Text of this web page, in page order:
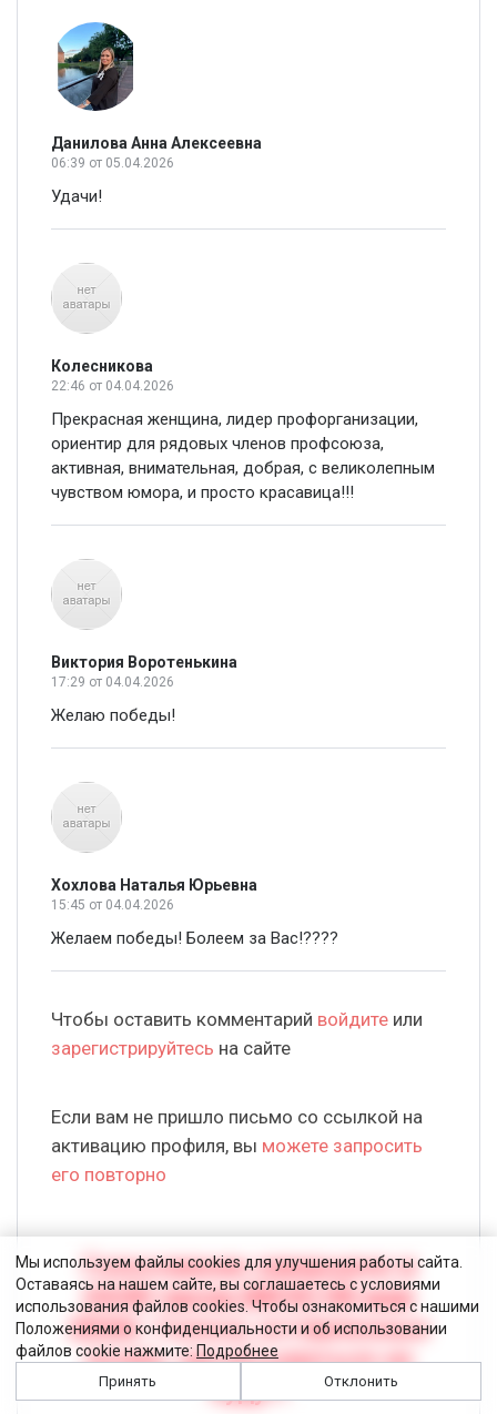
Данилова Анна Алексеевна
06:39 от 05.04.2026
Удачи!
Колесникова
22:46 от 04.04.2026
Прекрасная женщина, лидер профорганизации,
ориентир для рядовых членов профсоюза,
активная, внимательная, добрая, с великолепным
чувством юмора, и просто красавица!!!
Виктория Воротенькина
17:29 от 04.04.2026
Желаю победы!
Хохлова Наталья Юрьевна
15:45 от 04.04.2026
Желаем победы! Болеем за Вас!????
Чтобы оставить комментарий войдите или
зарегистрируйтесь на сайте
Если вам не пришло письмо со ссылкой на
активацию профиля, вы можете запросить
его повторно
Голосование завершено в
24:00 часов (МСК) 08 мая
2026г.Голоса, оставленные
позже, засчитываться не
Мы используем файлы cookies для улучшения работы сайта.
Оставаясь на нашем сайте, вы соглашаетесь с условиями
использования файлов cookies. Чтобы ознакомиться с нашими
Положениями о конфиденциальности и об использовании
файлов cookie нажмите: Подробнее
Принять Отклонить